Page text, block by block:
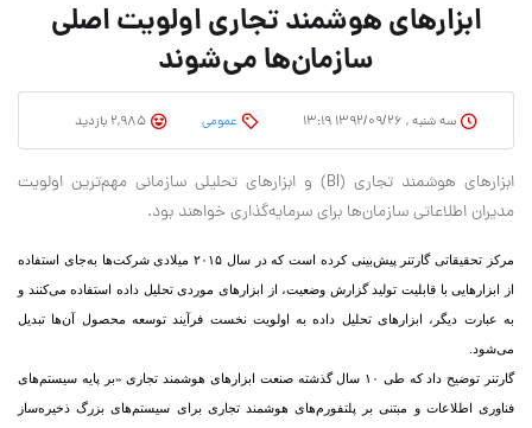
ابزارهای هوشمند تجاری اولویت اصلی
سازمان‌ها می‌شوند
سه شنبه , ۱۳۹۲/۰۹/۲۶ ۱۳:۱۹ عمومی 2,985 بازدید
ابزارهای هوشمند تجاری (BI) و ابزارهای تحلیلی سازمانی مهم‌ترین اولویت
مدیران اطلاعاتی سازمان‌ها برای سرمایه‌گذاری خواهند بود.
مرکز تحقیقاتی گارتنر پیش‌بینی کرده است که در سال ۲۰۱۵ میلادی شرکت‌ها به‌جای استفاده
از ابزارهایی با قابلیت تولید گزارش وضعیت، از ابزارهای موردی تحلیل داده استفاده می‌کنند و
به عبارت دیگر، ابزارهای تحلیل داده به اولویت نخست فرآیند توسعه محصول آن‌ها تبدیل
می‌شود.
گارتنر توضیح داد که طی ۱۰ سال گذشته صنعت ابزارهای هوشمند تجاری «بر پایه سیستم‌های
فناوری اطلاعات و مبتنی بر پلتفورم‌های هوشمند تجاری برای سیستم‌های بزرگ ذخیره‌ساز